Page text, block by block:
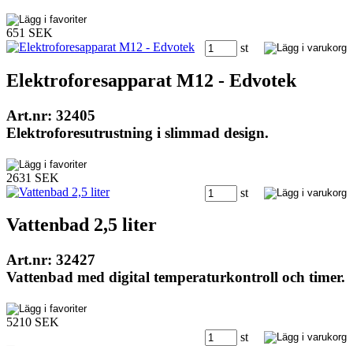
651 SEK
st
Elektroforesapparat M12 - Edvotek
Art.nr: 32405
Elektroforesutrustning i slimmad design.
2631 SEK
st
Vattenbad 2,5 liter
Art.nr: 32427
Vattenbad med digital temperaturkontroll och timer.
5210 SEK
st